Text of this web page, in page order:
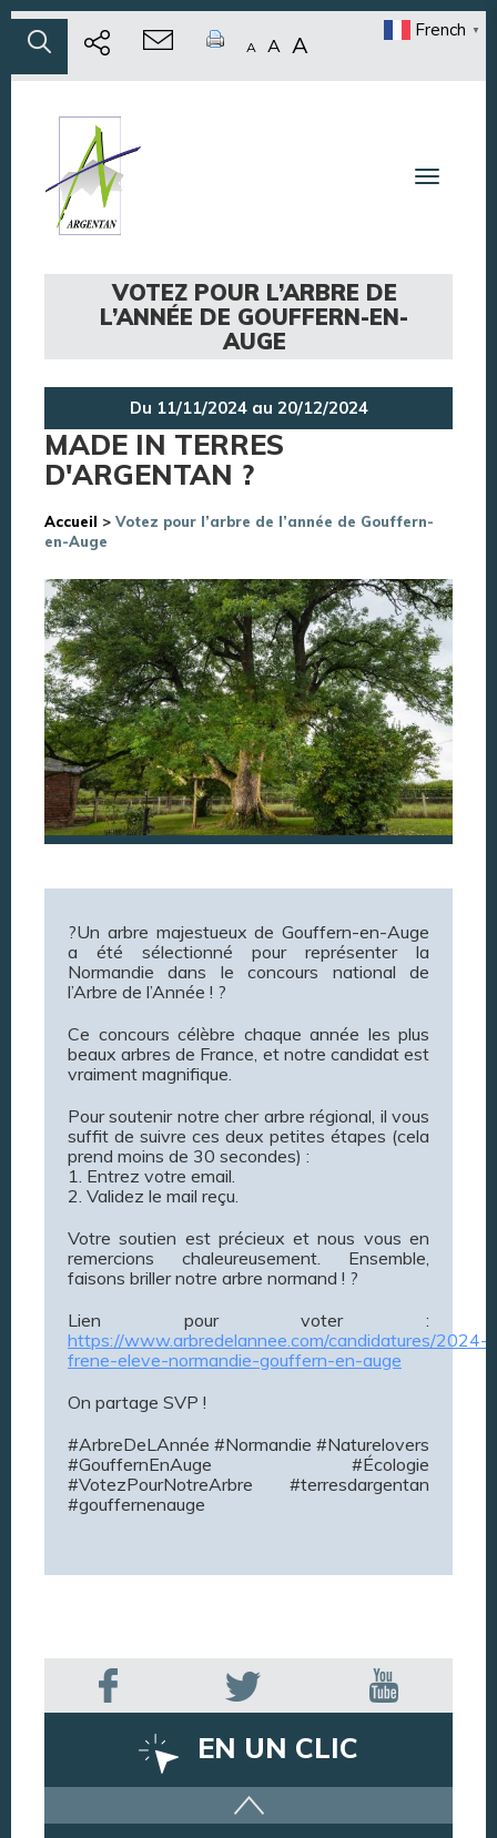
A A A
French ▼
Toggle
VOTEZ POUR L’ARBRE DE
L’ANNÉE DE GOUFFERN-EN-
AUGE
Du 11/11/2024 au 20/12/2024
MADE IN TERRES
D'ARGENTAN ?
Accueil > Votez pour l’arbre de l’année de Gouffern-
en-Auge
?Un arbre majestueux de Gouffern-en-Auge
a été sélectionné pour représenter la
Normandie dans le concours national de
l’Arbre de l’Année ! ?
Ce concours célèbre chaque année les plus
beaux arbres de France, et notre candidat est
vraiment magnifique.
Pour soutenir notre cher arbre régional, il vous
suffit de suivre ces deux petites étapes (cela
prend moins de 30 secondes) :
1. Entrez votre email.
2. Validez le mail reçu.
Votre soutien est précieux et nous vous en
remercions chaleureusement. Ensemble,
faisons briller notre arbre normand ! ?
Lien pour voter :
https://www.arbredelannee.com/candidatures/2024-
frene-eleve-normandie-gouffern-en-auge
On partage SVP !
#ArbreDeLAnnée #Normandie #Naturelovers
#GouffernEnAuge #Écologie
#VotezPourNotreArbre #terresdargentan
#gouffernenauge
EN UN CLIC